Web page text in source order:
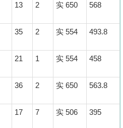
13 2 实 650 568
35 2 实 554 493.8
21 1 实 554 458
36 2 实 650 563.8
17 7 实 506 395